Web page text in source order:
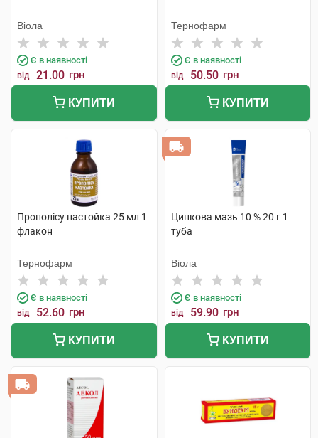
Віола
Є в наявності
від 21.00 грн
КУПИТИ
Тернофарм
Є в наявності
від 50.50 грн
КУПИТИ
Прополісу настойка 25 мл 1
флакон
Тернофарм
Є в наявності
від 52.60 грн
КУПИТИ
Цинкова мазь 10 % 20 г 1
туба
Віола
Є в наявності
від 59.90 грн
КУПИТИ